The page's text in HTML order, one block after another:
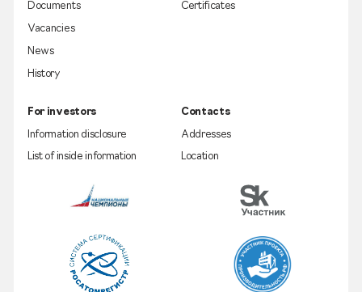
Documents
Vacancies
News
History
Certificates
For investors
Information disclosure
List of inside information
Contacts
Addresses
Location